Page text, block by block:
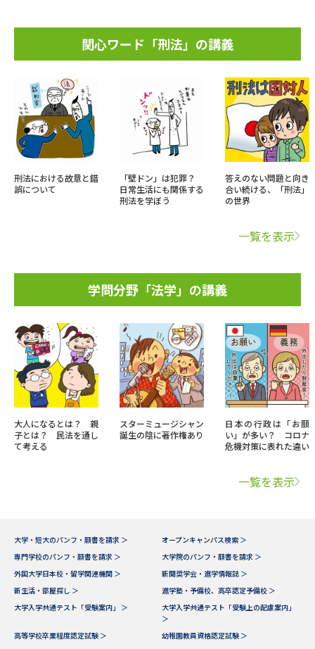
関心ワード「刑法」の講義
刑法における故意と錯
誤について
「壁ドン」は犯罪？
日常生活にも関係する
刑法を学ぼう
答えのない問題と向き
合い続ける、「刑法」
の世界
一覧を表示
学問分野「法学」の講義
大人になるとは？ 親
子とは？ 民法を通し
て考える
スターミュージシャン
誕生の陰に著作権あり
日本の行政は「お願
い」が多い？ コロナ
危機対策に表れた違い
一覧を表示
大学・短大のパンフ・願書を請求 ＞
オープンキャンパス検索 ＞
専門学校のパンフ・願書を請求 ＞
大学院のパンフ・願書を請求 ＞
外国大学日本校・留学関連機関 ＞
新聞奨学会・進学情報誌 ＞
新生活・部屋探し ＞
進学塾・予備校、高卒認定予備校 ＞
大学入学共通テスト「受験案内」 ＞
大学入学共通テスト「受験上の配慮案内」
＞
高等学校卒業程度認定試験 ＞
幼稚園教員資格認定試験 ＞